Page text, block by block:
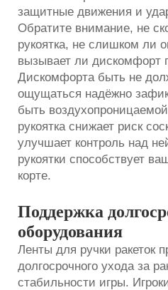
защитные движения и
Обратите внимание, не
рукоятка, не слишком ли
вызывает ли дискомфорт
Дискомфорта быть не
ощущаться надёжно
быть
рукоятка снижает риск
улучшает контроль над
рукоятки способствует
корте.
Поддержка
оборудования
Ленты для ручки ракеток
долгосрочного ухода за
стабильности игры.